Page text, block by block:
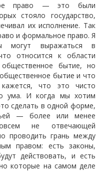
право — это были
стояло государство,
их исполнение. Так
и формальное право. Я
могут выражаться в
относится к области
бытие, но
бытие и что
что это чисто
ума. И когда мы хотим
сделать в одной форме,
— более или менее
не отвечающей
проводить грань между
правом: есть законы,
действовать, и есть
которые на самом деле